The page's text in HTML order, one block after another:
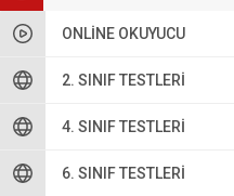
ONLINE OKUYUCU
2. SINIF TESTLERI
4. SINIF TESTLERI
6. SINIF TESTLERI